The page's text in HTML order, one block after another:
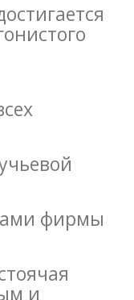
фирмы
и